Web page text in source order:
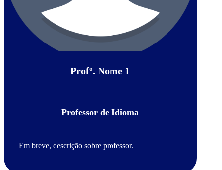
Profº. Nome 1
Professor de Idioma
Em breve, descrição sobre professor.